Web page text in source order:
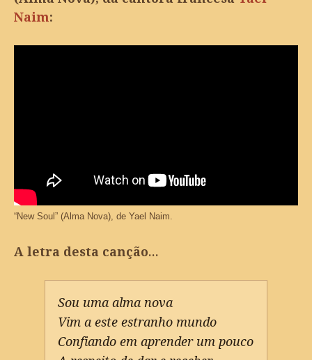
Naim:
“New Soul” (Alma Nova), de Yael Naim.
A letra desta canção…
Sou uma alma nova
Vim a este estranho mundo
Confiando em aprender um pouco